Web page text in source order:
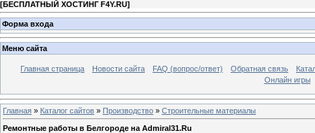
[БЕСПЛАТНЫЙ ХОСТИНГ F4Y.RU]
Форма входа
Меню сайта
Главная страница Новости сайта FAQ (вопрос/ответ) Обратная связь
Онлайн игры
Главная » Каталог сайтов » Производство » Строительные материалы
Ремонтные работы в Белгороде на Admiral31.Ru